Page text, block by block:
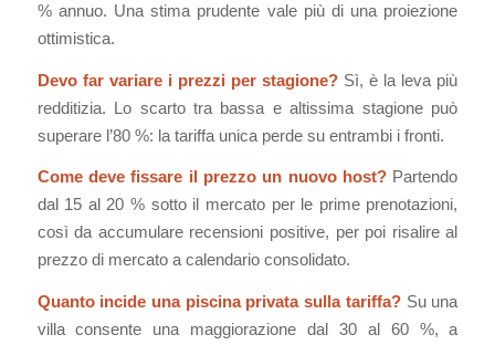
% annuo. Una stima prudente vale più di una proiezione
ottimistica.
Devo far variare i prezzi per stagione? Sì, è la leva più
redditizia. Lo scarto tra bassa e altissima stagione può
superare l’80 %: la tariffa unica perde su entrambi i fronti.
Come deve fissare il prezzo un nuovo host? Partendo
dal 15 al 20 % sotto il mercato per le prime prenotazioni,
così da accumulare recensioni positive, per poi risalire al
prezzo di mercato a calendario consolidato.
Quanto incide una piscina privata sulla tariffa?Su una
villa consente una maggiorazione dal 30 al 60 %, a